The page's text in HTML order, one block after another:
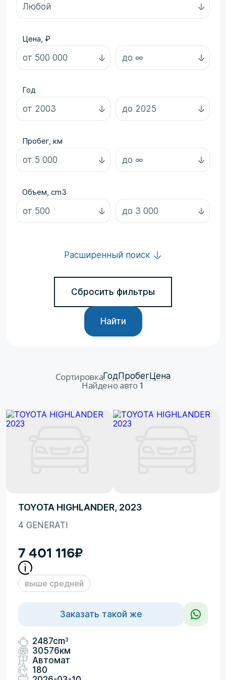
Цена, ₽
Год
Пробег, км
Объем, cm3
Расширенный поиск
Сбросить фильтры
Найти
СортировкаГодПробегЦена
Найдено авто1
TOYOTA HIGHLANDER, 2023
4 GENERATI
7 401 116₽
выше средней
Заказать такой же
2487cm3
30576км
Автомат
180